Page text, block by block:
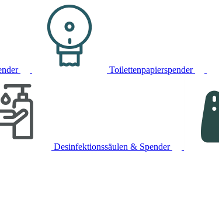
Toilettenpapierspender
Desinfektionssäulen & Spender